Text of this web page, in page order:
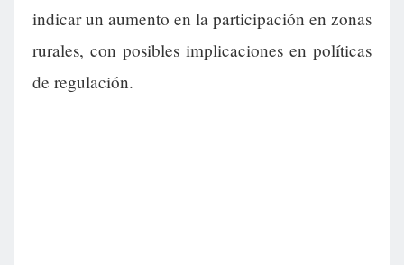
indicar un aumento en la participación en zonas
rurales, con posibles implicaciones en políticas
de regulación.